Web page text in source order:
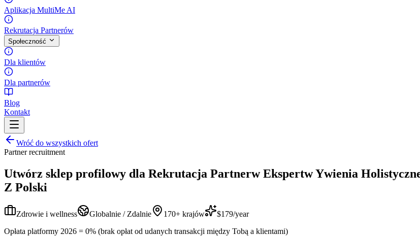
Aplikacja MultiMe AI
Rekrutacja Partnerów
Społeczność
Dla klientów
Dla partnerów
Blog
Kontakt
Wróć do wszystkich ofert
Partner recruitment
Utwórz sklep profilowy dla Rekrutacja Partnerw Ekspertw Ywienia
Z Polski
Zdrowie i wellness Globalnie / Zdalnie 170+ krajów
$179/year
Opłata platformy 2026 = 0% (brak opłat od udanych transakcji między Tobą a klientami)